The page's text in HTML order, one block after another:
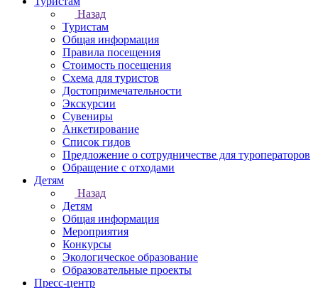
Назад
Туристам
Общая информация
Правила посещения
Стоимость посещения
Схема для туристов
Достопримечательности
Экскурсии
Сувениры
Анкетирование
Список гидов
Предложение о сотрудничестве для туроператоров
Обращение с отходами
Детям
Назад
Детям
Общая информация
Мероприятия
Конкурсы
Экологическое образование
Образовательные проекты
Пресс-центр